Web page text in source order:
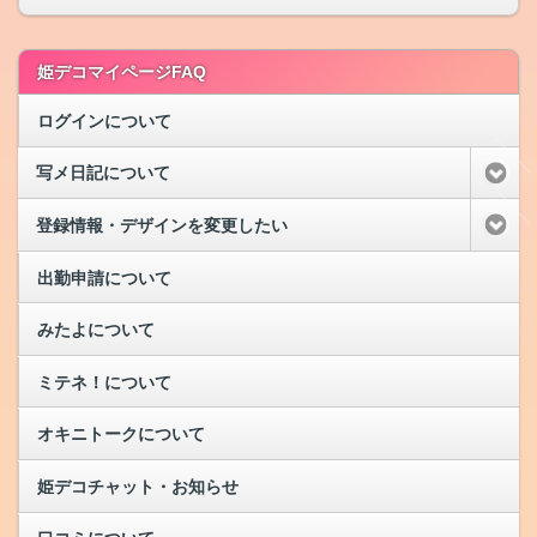
姫デコマイページFAQ
ログインについて
写メ日記について
登録情報・デザインを変更したい
出勤申請について
みたよについて
ミテネ！について
オキニトークについて
姫デコチャット・お知らせ